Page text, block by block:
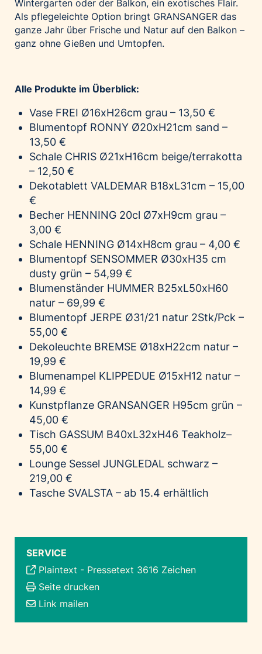
Wintergarten oder der Balkon, ein exotisches Flair.
Als pflegeleichte Option bringt GRANSANGER das
ganze Jahr über Frische und Natur auf den Balkon –
ganz ohne Gießen und Umtopfen.
Alle Produkte im Überblick:
Vase FREI Ø16xH26cm grau – 13,50 €
Blumentopf RONNY Ø20xH21cm sand –
13,50 €
Schale CHRIS Ø21xH16cm beige/terrakotta
– 12,50 €
Dekotablett VALDEMAR B18xL31cm – 15,00
€
Becher HENNING 20cl Ø7xH9cm grau –
3,00 €
Schale HENNING Ø14xH8cm grau – 4,00 €
Blumentopf SENSOMMER Ø30xH35 cm
dusty grün – 54,99 €
Blumenständer HUMMER B25xL50xH60
natur – 69,99 €
Blumentopf JERPE Ø31/21 natur 2Stk/Pck –
55,00 €
Dekoleuchte BREMSE Ø18xH22cm natur –
19,99 €
Blumenampel KLIPPEDUE Ø15xH12 natur –
14,99 €
Kunstpflanze GRANSANGER H95cm grün –
45,00 €
Tisch GASSUM B40xL32xH46 Teakholz–
55,00 €
Lounge Sessel JUNGLEDAL schwarz –
219,00 €
Tasche SVALSTA – ab 15.4 erhältlich
SERVICE
Plaintext - Pressetext 3616 Zeichen
Seite drucken
Link mailen